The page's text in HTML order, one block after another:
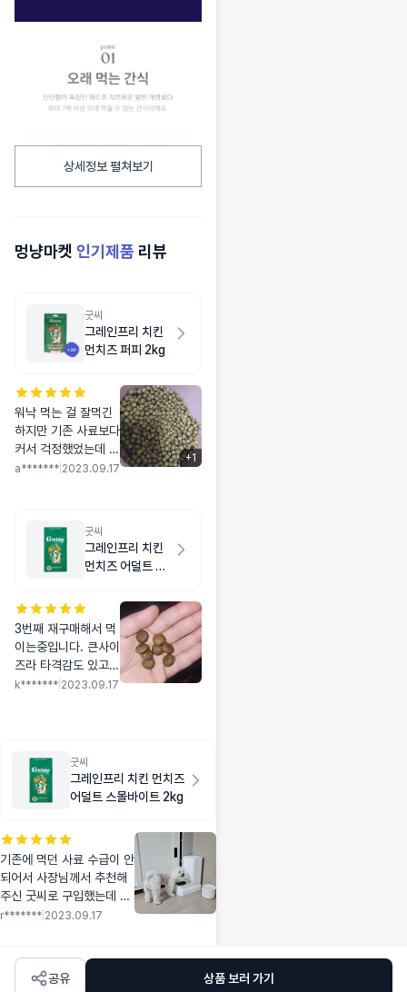
상세정보 펼쳐보기
멍냥마켓 인기제품 리뷰
굿씨
그레인프리 치킨
먼치즈 퍼피 2kg
워낙 먹는 걸 잘먹긴
하지만 기존 사료보다
커서 걱정했었는데 왠
걸 역시나 너무 잘먹
계속 잘 맞았음하네요
a******* 2023.09.17
+1
굿씨
그레인프리 치킨
먼치즈 어덜트 라
3번째 재구매해서 먹
이는중입니다. 큰사이
즈라 타격감도 있고
반려견이 잘먹고있으
k******* 2023.09.17
굿씨
그레인프리 치킨 먼치즈
어덜트 스몰바이트 2kg
기존에 먹던 사료 수급이 안
되어서 사장님께서 추천해
주신 굿씨로 구입했는데 저
희 강쥐 넘 잘먹어줘서 벌써
게 잡히진 않았지만 많이 좋
아진거 같아서 넘 만족스럽
r******* 2023.09.17
공유 상품 보러 가기